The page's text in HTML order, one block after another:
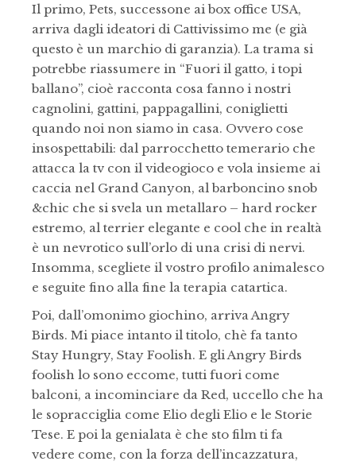
Il primo, Pets, successone ai box office USA,
arriva dagli ideatori di Cattivissimo me (e già
questo è un marchio di garanzia). La trama si
potrebbe riassumere in “Fuori il gatto, i topi
ballano”, cioè racconta cosa fanno i nostri
cagnolini, gattini, pappagallini, coniglietti
quando noi non siamo in casa. Ovvero cose
insospettabili: dal parrocchetto temerario che
attacca la tv con il videogioco e vola insieme ai
caccia nel Grand Canyon, al barboncino snob
&chic che si svela un metallaro – hard rocker
estremo, al terrier elegante e cool che in realtà
è un nevrotico sull’orlo di una crisi di nervi.
Insomma, scegliete il vostro profilo animalesco
e seguite fino alla fine la terapia catartica.
Poi, dall’omonimo giochino, arriva Angry
Birds. Mi piace intanto il titolo, chè fa tanto
Stay Hungry, Stay Foolish. E gli Angry Birds
foolish lo sono eccome, tutti fuori come
balconi, a incominciare da Red, uccello che ha
le sopracciglia come Elio degli Elio e le Storie
Tese. E poi la genialata è che sto film ti fa
vedere come, con la forza dell’incazzatura,